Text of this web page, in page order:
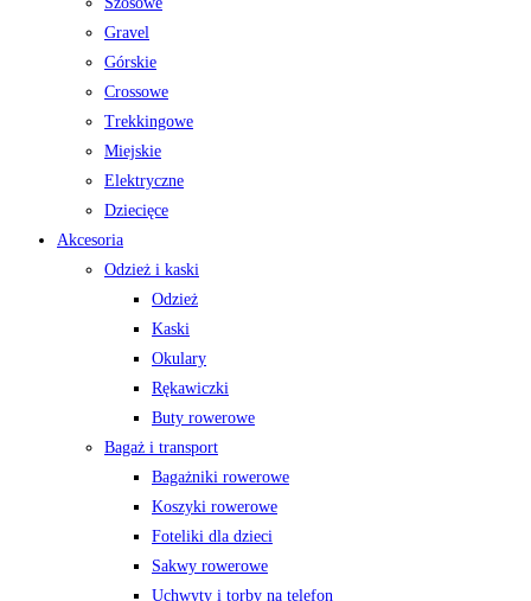
Gravel
Górskie
Crossowe
Trekkingowe
Miejskie
Elektryczne
Dziecięce
Akcesoria
Odzież i kaski
Odzież
Kaski
Okulary
Rękawiczki
Buty rowerowe
Bagaż i transport
Bagażniki rowerowe
Koszyki rowerowe
Foteliki dla dzieci
Sakwy rowerowe
Uchwyty i torby na telefon